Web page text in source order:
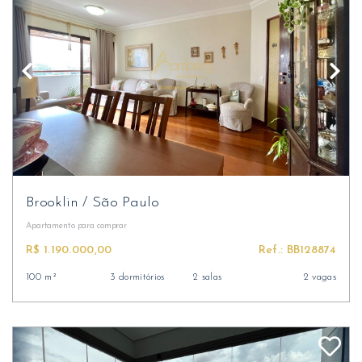
Brooklin/ São Paulo
Apartamento para comprar
R$ 1.190.000,00 Ref.: BB128874
100 m² 3 dormitórios 2 salas 2 vagas